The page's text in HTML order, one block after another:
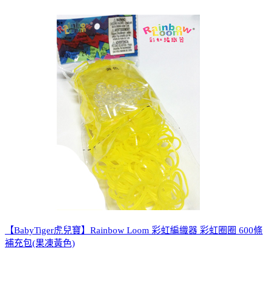
【BabyTiger虎兒寶】Rainbow Loom 彩虹編織器 彩虹圈圈 600條
補充包(果凍黃色)